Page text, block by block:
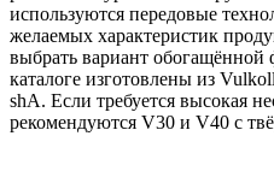
используются передовые
желаемых характеристик
выбрать вариант
каталоге изготовлены из
shA. Если требуется высокая
рекомендуются V30 и V40 с